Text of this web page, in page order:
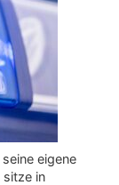
eigene
in